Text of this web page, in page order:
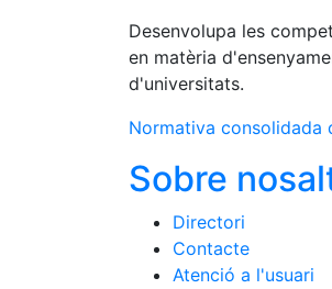
Desenvolupa les
en matèria
d'universitats.
Normativa consolidada
Sobre
Directori
Contacte
Atenció a l'usuari